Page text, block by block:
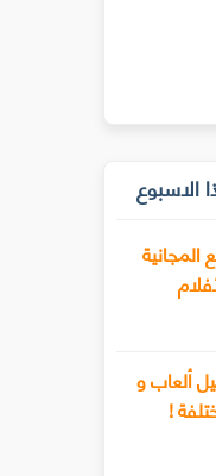
الاسبوع
ألعاب و
!